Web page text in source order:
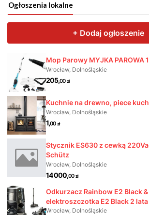
Ogłoszenia lokalne